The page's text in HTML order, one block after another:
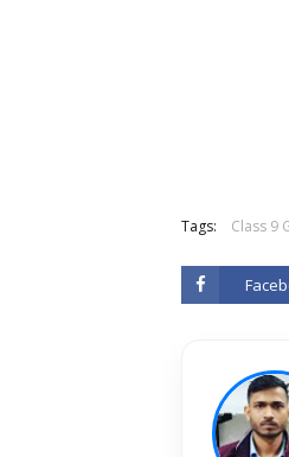
Tags: Class 9